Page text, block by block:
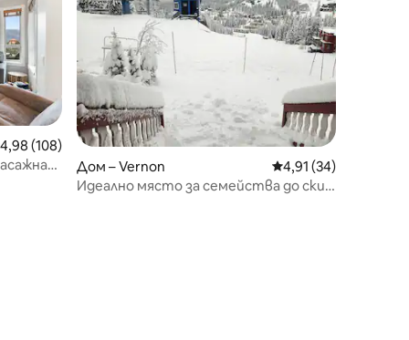
оценка: 4,98 от 5, 108 отзива
4,98 (108)
Дом – Vernon Средна оценка:
4,91 (34)
Идеално място за семейства до ски